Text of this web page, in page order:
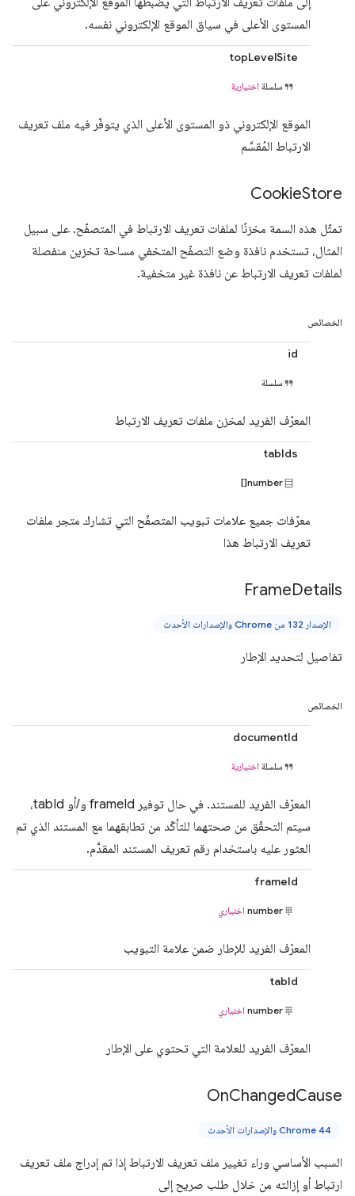
المستوى الأعلى في سياق الموقع الإلكتروني نفسه.
topLevelSite
سلسلة اختيارية
الموقع الإلكتروني ذو المستوى الأعلى الذي يتوفّر فيه ملف تعريف
الارتباط المُقسَّم
CookieStore
تمثّل هذه السمة مخزنًا لملفات تعريف الارتباط في المتصفّح. على سبيل
المثال، تستخدم نافذة وضع التصفّح المتخفي مساحة تخزين منفصلة
لملفات تعريف الارتباط عن نافذة غير متخفية.
الخصائص
id
سلسلة
المعرّف الفريد لمخزن ملفات تعريف الارتباط
tabIds
number[]
معرّفات جميع علامات تبويب المتصفّح التي تشارك متجر ملفات
تعريف الارتباط هذا
FrameDetails
الإصدار 132 من Chrome والإصدارات الأحدث
تفاصيل لتحديد الإطار
الخصائص
documentId
سلسلة اختيارية
المعرّف الفريد للمستند. في حال توفير frameId و/أو tabId،
سيتم التحقّق من صحتهما للتأكّد من تطابقهما مع المستند الذي تم
العثور عليه باستخدام رقم تعريف المستند المقدَّم.
frameId
number اختياري
المعرّف الفريد للإطار ضمن علامة التبويب
tabId
number اختياري
المعرّف الفريد للعلامة التي تحتوي على الإطار
OnChangedCause
Chrome 44 والإصدارات الأحدث
السبب الأساسي وراء تغيير ملف تعريف الارتباط إذا تم إدراج ملف تعريف
ارتباط أو إزالته من خلال طلب صريح إلى